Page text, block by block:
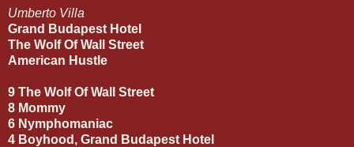
Umberto Villa
Grand Budapest Hotel
The Wolf Of Wall Street
American Hustle
9 The Wolf Of Wall Street
8 Mommy
6 Nymphomaniac
4 Boyhood, Grand Budapest Hotel